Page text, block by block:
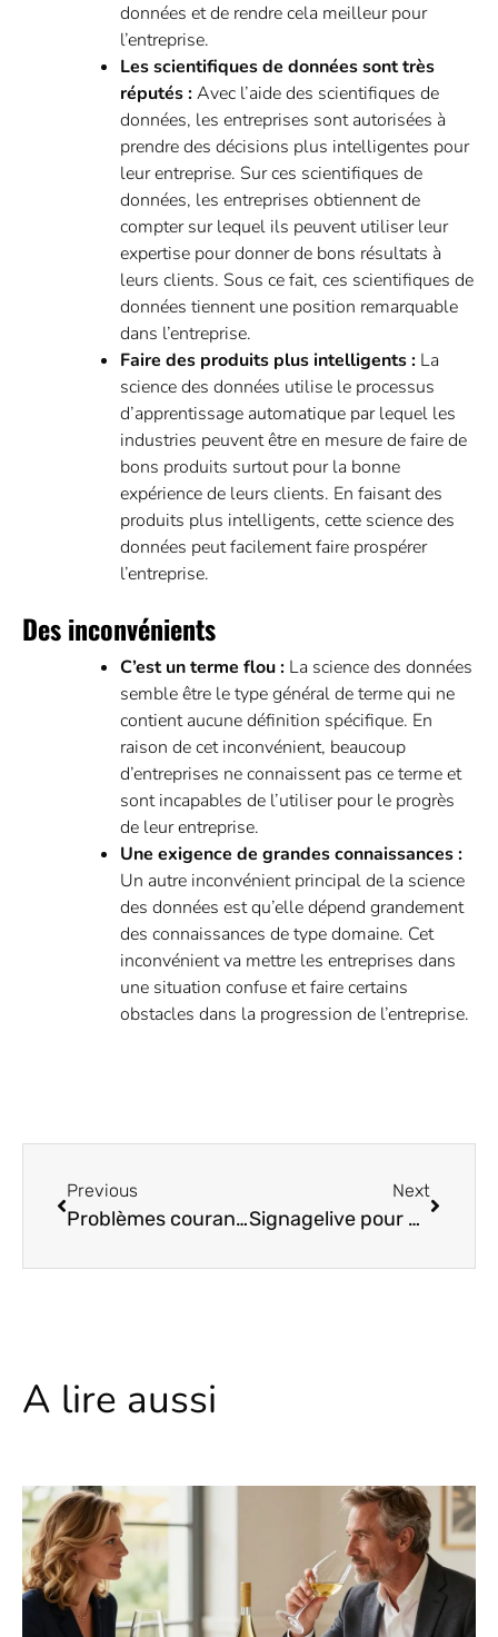
données et de rendre cela meilleur pour
l’entreprise.
Les scientifiques de données sont très
réputés :Avec l’aide des scientifiques de
données, les entreprises sont autorisées à
prendre des décisions plus intelligentes pour
leur entreprise. Sur ces scientifiques de
données, les entreprises obtiennent de
compter sur lequel ils peuvent utiliser leur
expertise pour donner de bons résultats à
leurs clients. Sous ce fait, ces scientifiques de
données tiennent une position remarquable
dans l’entreprise.
Faire des produits plus intelligents : La
science des données utilise le processus
d’apprentissage automatique par lequel les
industries peuvent être en mesure de faire de
bons produits surtout pour la bonne
expérience de leurs clients. En faisant des
produits plus intelligents, cette science des
données peut facilement faire prospérer
l’entreprise.
Des inconvénients
C’est un terme flou : La science des données
semble être le type général de terme qui ne
contient aucune définition spécifique. En
raison de cet inconvénient, beaucoup
d’entreprises ne connaissent pas ce terme et
sont incapables de l’utiliser pour le progrès
de leur entreprise.
Une exigence de grandes connaissances :
Un autre inconvénient principal de la science
des données est qu’elle dépend grandement
des connaissances de type domaine. Cet
inconvénient va mettre les entreprises dans
une situation confuse et faire certains
obstacles dans la progression de l’entreprise.
Previous
Problèmes courants du Realme 7 Pro et solution Fix – Trucs & astuces !
Next
Signagelive pour Chrome OS, trucs et astuces
A lire aussi